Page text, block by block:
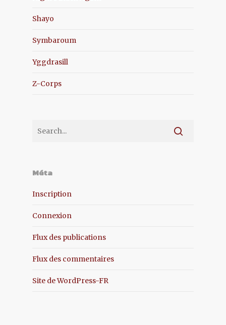
Shayo
Symbaroum
Yggdrasill
Z-Corps
Méta
Inscription
Connexion
Flux des publications
Flux des commentaires
Site de WordPress-FR